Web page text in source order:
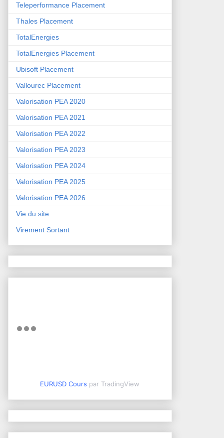
Teleperformance Placement
Thales Placement
TotalEnergies
TotalEnergies Placement
Ubisoft Placement
Vallourec Placement
Valorisation PEA 2020
Valorisation PEA 2021
Valorisation PEA 2022
Valorisation PEA 2023
Valorisation PEA 2024
Valorisation PEA 2025
Valorisation PEA 2026
Vie du site
Virement Sortant
EURUSD Cours par TradingView